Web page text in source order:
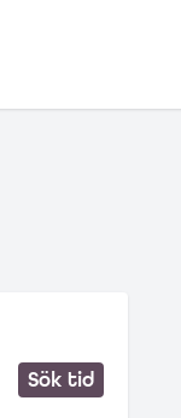
Sök tid